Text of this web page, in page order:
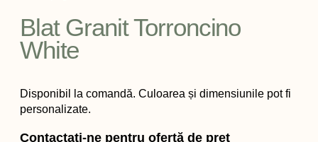
Blat Granit Torroncino
White
Disponibil la comandă. Culoarea și dimensiunile pot fi
personalizate.
Contactați-ne pentru ofertă de preț